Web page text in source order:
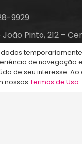
9929
Pinto, 212 –
– SC, 88010-420
de navegação e
de seu interesse. Ao
nossos Termos de Uso.